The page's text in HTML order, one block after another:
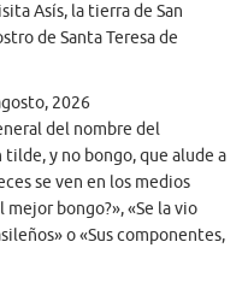
Asís, la tierra de San
de Santa Teresa de
2026
del nombre del
y no bongo, que alude a
se ven en los medios
mejor bongo?», «Se la vio
o «Sus componentes,